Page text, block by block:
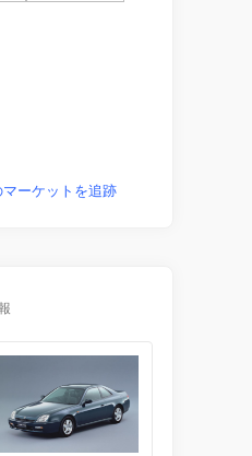
ーケットを追跡